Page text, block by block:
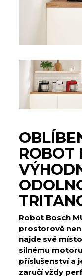
ROBOT
Robot Bosch
prostorově
najde své
silnému
příslušenství a
zaručí vždy